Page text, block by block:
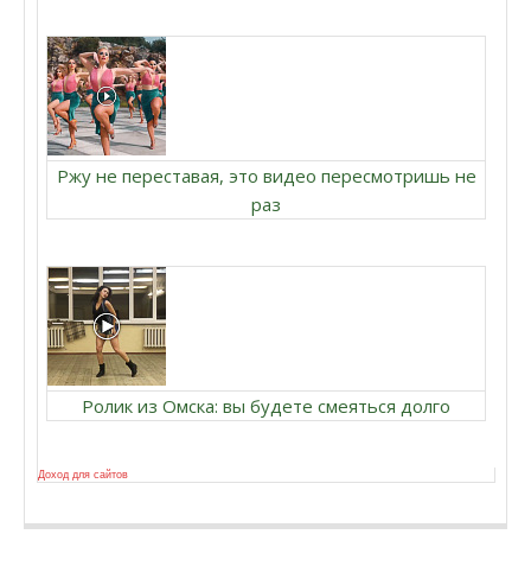
Ржу не переставая, это видео пересмотришь не
раз
Ролик из Омска: вы будете смеяться долго
Доход для сайтов